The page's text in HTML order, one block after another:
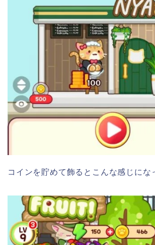
コインを貯めて飾るとこんな感じにな